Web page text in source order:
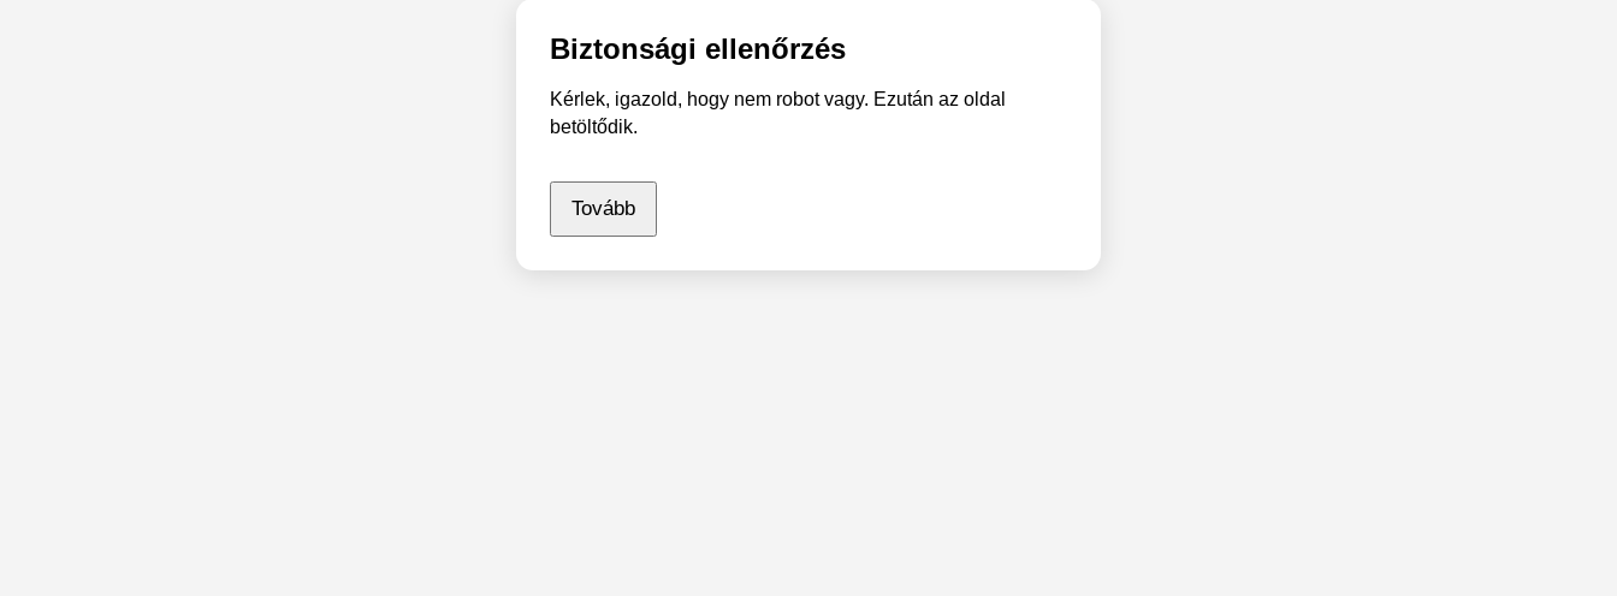
Biztonsági ellenőrzés
Kérlek, igazold, hogy nem robot vagy. Ezután az oldal
betöltődik.
Tovább